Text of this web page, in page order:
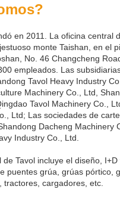
en 2011. La oficina central
monte Taishan, en el
No. 46 Changcheng
empleados. Las
Tavol Heavy Industry
Machinery Co., Ltd,
Tavol Machinery Co.,
Ltd; Las sociedades de
Dacheng Machinery
Industry Co., Ltd.
Tavol incluye el diseño, I+D
puentes grúa, grúas pórtico,
cargadores, etc.